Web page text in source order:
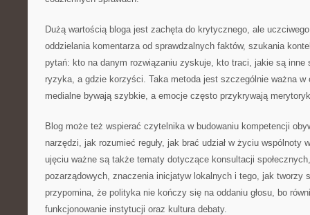
Dużą wartością bloga jest zachęta do krytycznego, ale
oddzielania komentarza od sprawdzalnych faktów, szukania
pytań: kto na danym rozwiązaniu zyskuje, kto traci, jakie są inne
ryzyka, a gdzie korzyści. Taka metoda jest szczególnie ważna
medialne bywają szybkie, a emocje często przykrywają
Blog może też wspierać czytelnika w budowaniu kompetencji
narzędzi, jak rozumieć reguły, jak brać udział w życiu wspólnoty
ujęciu ważne są także tematy dotyczące konsultacji
pozarządowych, znaczenia inicjatyw lokalnych i tego, jak tworzy
przypomina, że polityka nie kończy się na oddaniu głosu, bo
funkcjonowanie instytucji oraz kultura debaty.